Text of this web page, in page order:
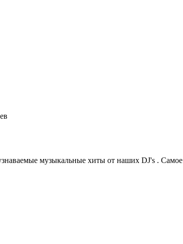
музыкальные хиты от наших DJ's .